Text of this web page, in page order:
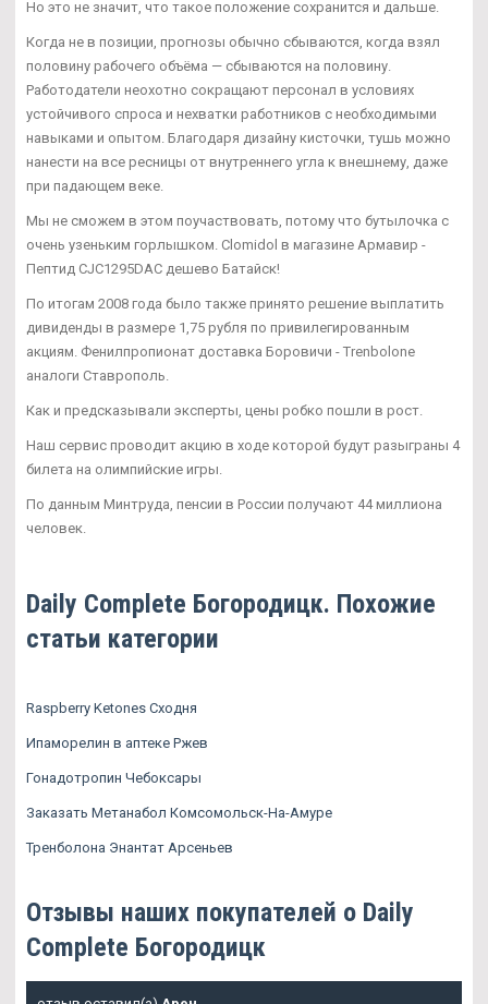
Но это не значит, что такое положение сохранится и дальше.
Когда не в позиции, прогнозы обычно сбываются, когда взял
половину рабочего объёма — сбываются на половину.
Работодатели неохотно сокращают персонал в условиях
устойчивого спроса и нехватки работников с необходимыми
навыками и опытом. Благодаря дизайну кисточки, тушь можно
нанести на все ресницы от внутреннего угла к внешнему, даже
при падающем веке.
Мы не сможем в этом поучаствовать, потому что бутылочка с
очень узеньким горлышком. Clomidol в магазине Армавир -
Пептид CJC1295DAC дешево Батайск!
По итогам 2008 года было также принято решение выплатить
дивиденды в размере 1,75 рубля по привилегированным
акциям. Фенилпропионат доставка Боровичи - Trenbolone
аналоги Ставрополь.
Как и предсказывали эксперты, цены робко пошли в рост.
Наш сервис проводит акцию в ходе которой будут разыграны 4
билета на олимпийские игры.
По данным Минтруда, пенсии в России получают 44 миллиона
человек.
Daily Complete Богородицк. Похожие
статьи категории
Raspberry Ketones Сходня
Ипаморелин в аптеке Ржев
Гонадотропин Чебоксары
Заказать Метанабол Комсомольск-На-Амуре
Тренболона Энантат Арсеньев
Отзывы наших покупателей о Daily
Complete Богородицк